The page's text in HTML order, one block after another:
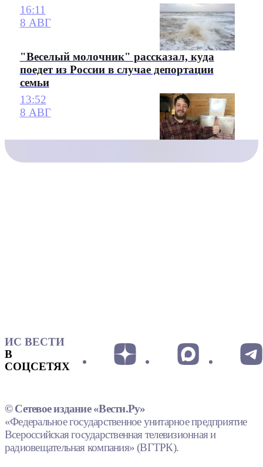
16:11
8 АВГ
"Веселый молочник" рассказал, куда
поедет из России в случае депортации
семьи
13:52
8 АВГ
ИС ВЕСТИ
В
СОЦСЕТЯХ
© Сетевое издание «Вести.Ру»
«Федеральное государственное унитарное предприятие
Всероссийская государственная телевизионная и
радиовещательная компания» (ВГТРК).